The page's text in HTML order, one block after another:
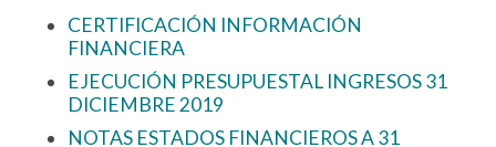
CERTIFICACIÓN INFORMACIÓN
FINANCIERA
EJECUCIÓN PRESUPUESTAL INGRESOS 31
DICIEMBRE 2019
NOTAS ESTADOS FINANCIEROS A 31